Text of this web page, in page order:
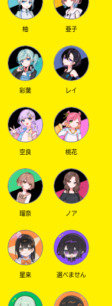
柚 亜子
彩葉 レイ
空良 桃花
瑠奈 ノア
星来 選べません